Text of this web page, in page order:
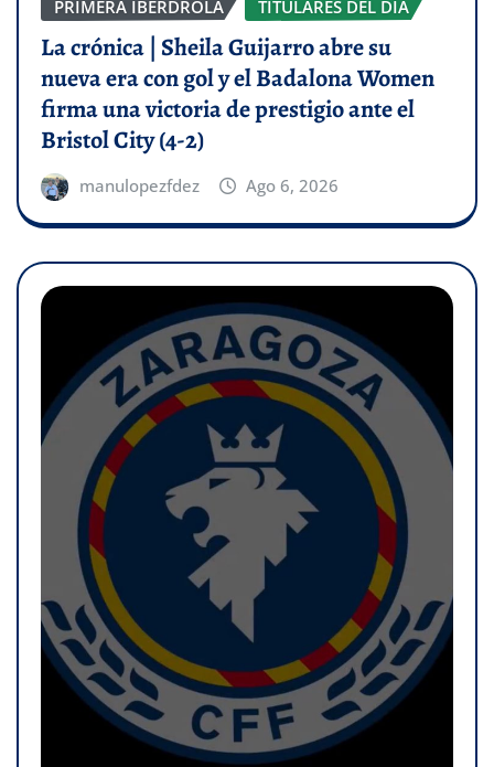
PRIMERA IBERDROLA TITULARES DEL DÍA
La crónica | Sheila Guijarro abre su
nueva era con gol y el Badalona Women
firma una victoria de prestigio ante el
Bristol City (4-2)
manulopezfdez Ago 6, 2026